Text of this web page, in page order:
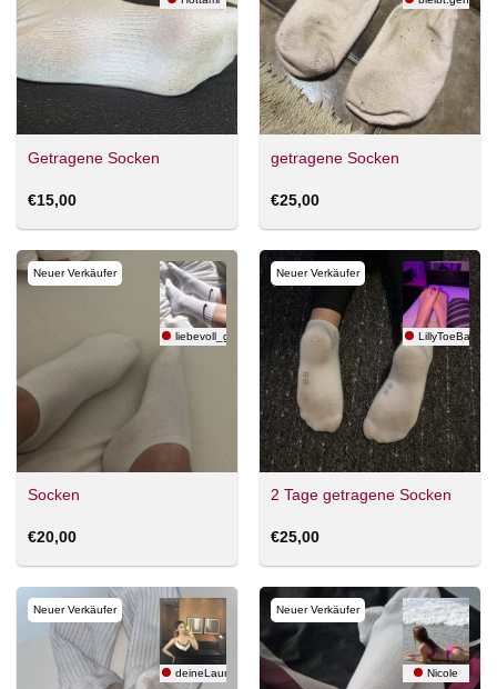
Getragene Socken
€15,00
getragene Socken
€25,00
Neuer Verkäufer
liebevoll_getragen153
Socken
€20,00
Neuer Verkäufer
LillyToeBabe
2 Tage getragene Socken
€25,00
Neuer Verkäufer
deineLaura
Neuer Verkäufer
Nicole